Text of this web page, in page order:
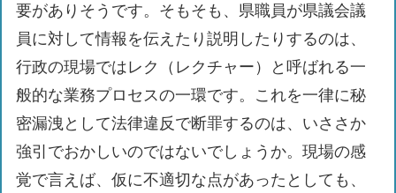
要がありそうです。そもそも、県職員が県議会議
員に対して情報を伝えたり説明したりするのは、
行政の現場ではレク（レクチャー）と呼ばれる一
般的な業務プロセスの一環です。これを一律に秘
密漏洩として法律違反で断罪するのは、いささか
強引でおかしいのではないでしょうか。現場の感
覚で言えば、仮に不適切な点があったとしても、